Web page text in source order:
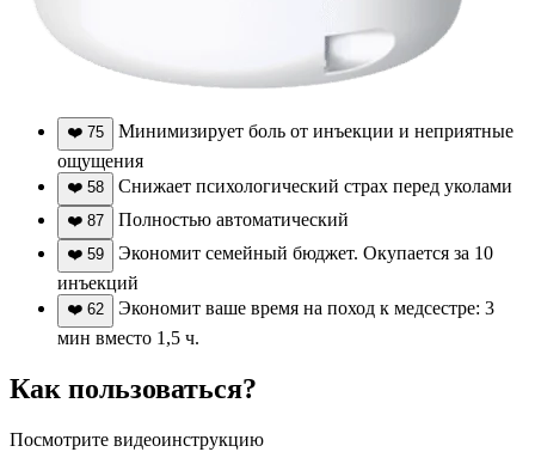
❤️ 75
Минимизирует боль от инъекции и неприятные
ощущения
❤️ 58 Снижает психологический страх перед уколами
❤️ 87 Полностью автоматический
❤️ 59
Экономит семейный бюджет. Окупается за 10
инъекций
❤️ 62
Экономит ваше время на поход к медсестре: 3
мин вместо 1,5 ч.
Как пользоваться?
Посмотрите видеоинструкцию